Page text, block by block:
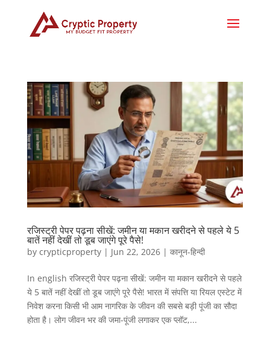
रजिस्ट्री पेपर पढ़ना सीखें: जमीन या मकान खरीदने से पहले ये 5
बातें नहीं देखीं तो डूब जाएंगे पूरे पैसे!
by crypticproperty| Jun 22, 2026| कानून-हिन्दी
In english रजिस्ट्री पेपर पढ़ना सीखें: जमीन या मकान खरीदने से पहले
ये 5 बातें नहीं देखीं तो डूब जाएंगे पूरे पैसे! भारत में संपत्ति या रियल एस्टेट में
निवेश करना किसी भी आम नागरिक के जीवन की सबसे बड़ी पूंजी का सौदा
होता है। लोग जीवन भर की जमा-पूंजी लगाकर एक प्लॉट,...